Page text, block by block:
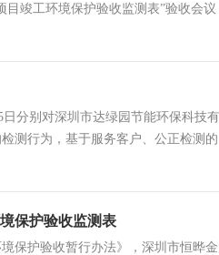
竣工环境保护验收监测表”验收会
分别对深圳市达绿园节能环保科技
测行为，基于服务客户、公正检测的
保护验收监测表
保护验收暂行办法》，深圳市恒晔金